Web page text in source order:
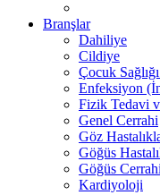
Branşlar
Dahiliye
Cildiye
Çocuk
Enfeksiyon
Fizik Tedavi
Genel Cerrahi
Göz
Göğüs
Göğüs
Kardiyoloji